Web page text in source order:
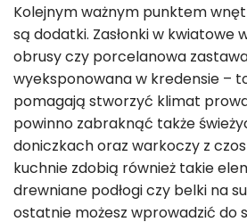
Kolejnym ważnym punktem
są dodatki. Zasłonki w kwiatowe
obrusy czy porcelanowa
wyeksponowana w kredensie –
pomagają stworzyć klimat
powinno zabraknąć także
doniczkach oraz warkoczy z
kuchnie zdobią również takie
drewniane podłogi czy belki na
ostatnie możesz wprowadzić do